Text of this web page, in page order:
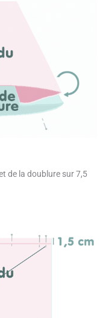
de la doublure sur 7,5